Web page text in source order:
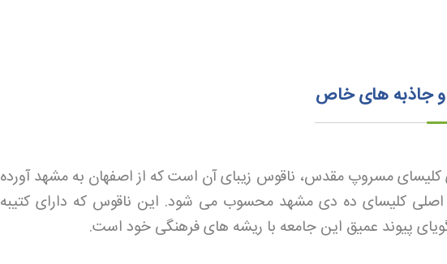
جاذبه های خاص
کلیسای مسروپ مقدس، ناقوس زیبای آن است که از اصفهان به مشهد آورده
کلیسای ده دی مشهد محسوب می شود. این ناقوس که دارای کتیبه
پیوند عمیق این جامعه با ریشه های فرهنگی خود است.